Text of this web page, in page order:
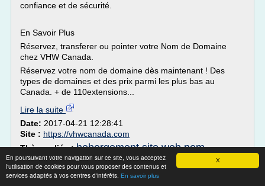
X
En poursuivant votre navigation sur ce site, vous acceptez
l'utilisation de cookies pour vous proposer des contenus et
services adaptés à vos centres d'intérêts. En savoir plus
confiance et de sécurité.
En Savoir Plus
Réservez, transferer ou pointer votre Nom de Domaine
chez VHW Canada.
Réservez votre nom de domaine dès maintenant ! Des
types de domaines et des prix parmi les plus bas au
Canada. + de 110extensions...
Lire la suite
Date: 2017-04-21 12:28:41
Site : https://vhwcanada.com
Thèmes liés :hebergement site web nom
domaine/solutions d hebergement de site web
/canada hebergement site web/creer un serveur
d'hebergement de site web / creer un serveur d